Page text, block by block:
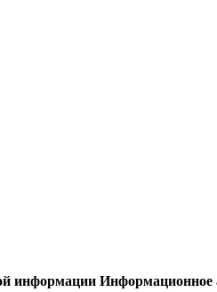
Информационное